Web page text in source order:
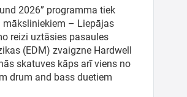
2026” programma tiek
– Liepājas
reizi uztāsies pasaules
(EDM) zvaigzne Hardwell
skatuves kāps arī viens no
drum and bass duetiem